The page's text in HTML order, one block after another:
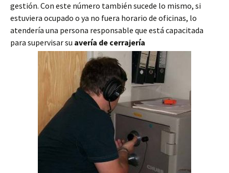
gestión. Con este número también sucede lo mismo, si
estuviera ocupado o ya no fuera horario de oficinas, lo
atendería una persona responsable que está capacitada
para supervisar su avería de cerrajería